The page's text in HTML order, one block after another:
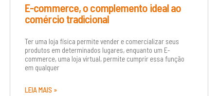
E-commerce, o complemento ideal ao
comércio tradicional
Ter uma loja física permite vender e comercializar seus
produtos em determinados lugares, enquanto um E-
commerce, uma loja virtual, permite cumprir essa função
em qualquer
LEIA MAIS »